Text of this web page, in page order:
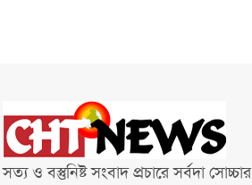
সত্য ও বস্তুনিষ্ট সংবাদ প্রচারে সর্বদা সোচ্চার